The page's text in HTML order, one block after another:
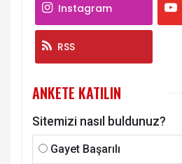
Instagram
RSS
ANKETE KATILIN
Sitemizi nasıl buldunuz?
Gayet Başarılı